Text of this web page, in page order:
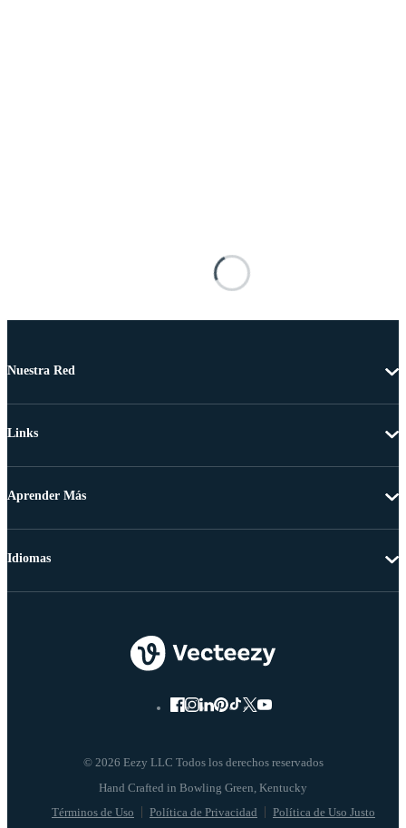
Nuestra Red
Links
Aprender Más
© 2026 Eezy LLC Todos los derechos reservados
Términos de Uso Política de Privacidad Política de Uso Justo
Idiomas